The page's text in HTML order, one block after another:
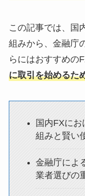
この記事では、国
組みから、金融庁
らにはおすすめの
に取引を始めるた
国内FXに
組みと賢い
金融庁によ
業者選びの